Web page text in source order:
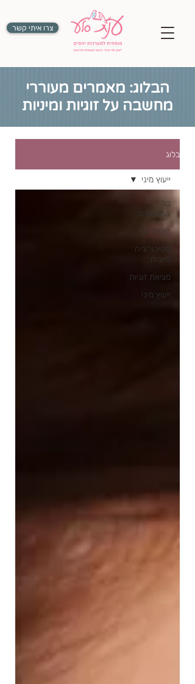
צרו איתי קשר
הבלוג: מאמרים מעוררי
מחשבה על זוגיות ומיניות
בלוג
כל
המאמרים
טיפול זוגי
פסיכולוגיה
חיובית
מציאת זוגיות
ייעוץ מיני
ייעוץ מיני